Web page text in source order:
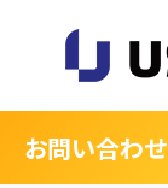
お問い合わせ